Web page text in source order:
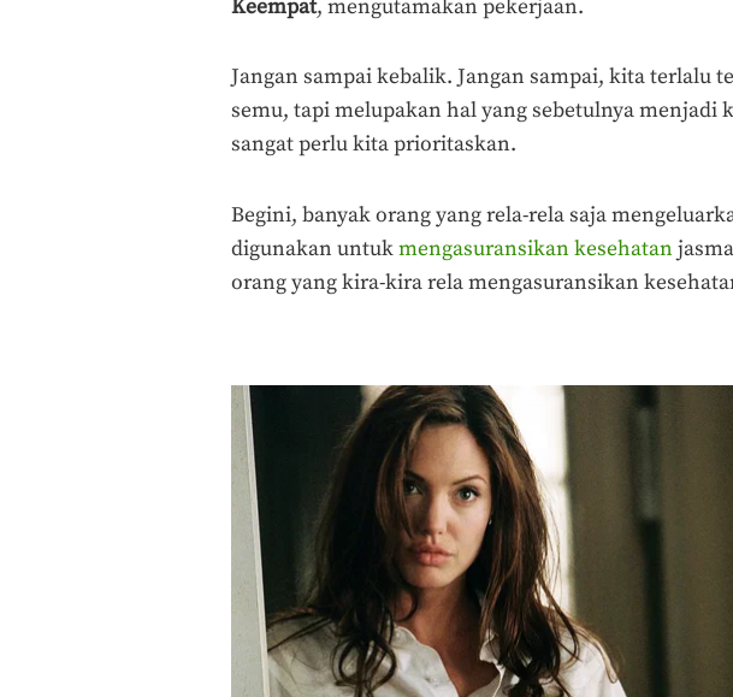
Keempat, mengutamakan pekerjaan.
Jangan sampai kebalik. Jangan sampai, kita terlalu
semu, tapi melupakan hal yang sebetulnya menjadi
sangat perlu kita prioritaskan.
Begini, banyak orang yang rela-rela saja
digunakan untukmengasuransikan kesehatan
orang yang kira-kira rela mengasuransikan